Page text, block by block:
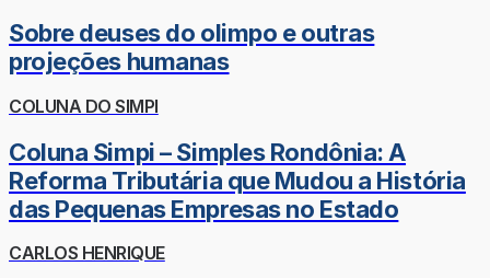
Sobre deuses do olimpo e outras
projeções humanas
COLUNA DO SIMPI
Coluna Simpi – Simples Rondônia: A
Reforma Tributária que Mudou a História
das Pequenas Empresas no Estado
CARLOS HENRIQUE